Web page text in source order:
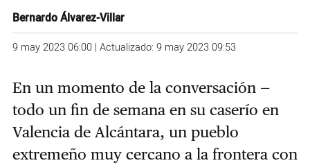
Bernardo Álvarez-Villar
9 may 2023 06:00 | Actualizado: 9 may 2023 09:53
En un momento de la conversación —
todo un fin de semana en su caserío en
Valencia de Alcántara, un pueblo
extremeño muy cercano a la frontera con